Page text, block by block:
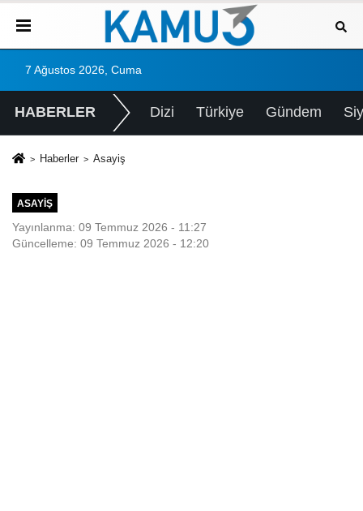
7 Ağustos 2026, Cuma
HABERLER Dizi Türkiye Gündem
Haberler Asayiş
ASAYIŞ
Yayınlanma: 09 Temmuz 2026 - 11:27
Güncelleme: 09 Temmuz 2026 - 12:20